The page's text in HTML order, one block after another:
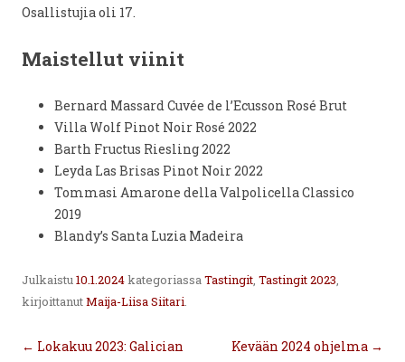
Osallistujia oli 17.
Maistellut viinit
Bernard Massard Cuvée de l’Ecusson Rosé Brut
Villa Wolf Pinot Noir Rosé 2022
Barth Fructus Riesling 2022
Leyda Las Brisas Pinot Noir 2022
Tommasi Amarone della Valpolicella Classico
2019
Blandy’s Santa Luzia Madeira
Julkaistu10.1.2024kategoriassaTastingit, Tastingit 2023,
kirjoittanutMaija-Liisa Siitari.
Artikkelien
← Lokakuu 2023: Galician
Kevään 2024 ohjelma →